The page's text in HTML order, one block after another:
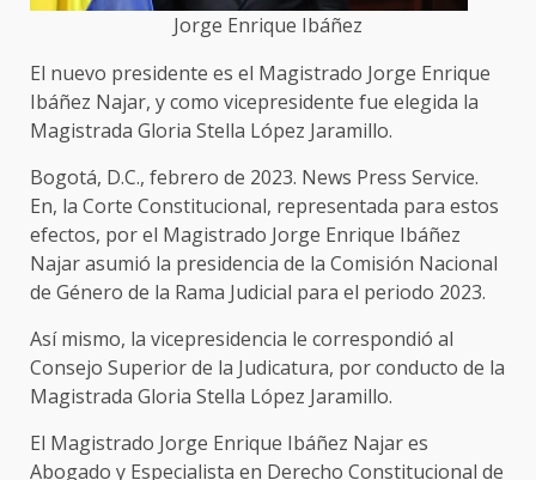
Jorge Enrique Ibáñez
El nuevo presidente es el Magistrado Jorge Enrique
Ibáñez Najar, y como vicepresidente fue elegida la
Magistrada Gloria Stella López Jaramillo.
Bogotá, D.C., febrero de 2023. News Press Service.
En, la Corte Constitucional, representada para estos
efectos, por el Magistrado Jorge Enrique Ibáñez
Najar asumió la presidencia de la Comisión Nacional
de Género de la Rama Judicial para el periodo 2023.
Así mismo, la vicepresidencia le correspondió al
Consejo Superior de la Judicatura, por conducto de la
Magistrada Gloria Stella López Jaramillo.
El Magistrado Jorge Enrique Ibáñez Najar es
Abogado y Especialista en Derecho Constitucional de